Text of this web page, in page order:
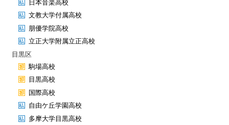
日本音楽高校
文教大学付属高校
朋優学院高校
立正大学附属立正高校
目黒区
駒場高校
目黒高校
国際高校
自由ケ丘学園高校
多摩大学目黒高校